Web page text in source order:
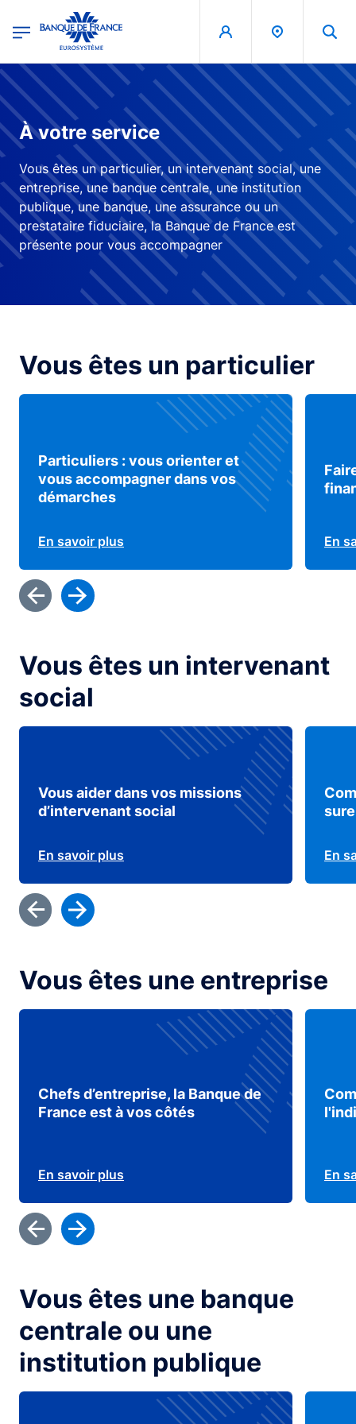
Banque de France - Menu Principal
À votre service
Vous êtes un particulier, un intervenant social, une
entreprise, une banque centrale, une institution
publique, une banque, une assurance ou un
prestataire fiduciaire, la Banque de France est
présente pour vous accompagner
Vous êtes un particulier
Particuliers : vous orienter et
vous accompagner dans vos
démarches
En savoir plus En
Vous êtes un intervenant
social
Vous aider dans vos missions
d’intervenant social
En savoir plus En
Vous êtes une entreprise
Chefs d’entreprise, la Banque de
France est à vos côtés
En savoir plus En
Vous êtes une banque
centrale ou une
institution publique